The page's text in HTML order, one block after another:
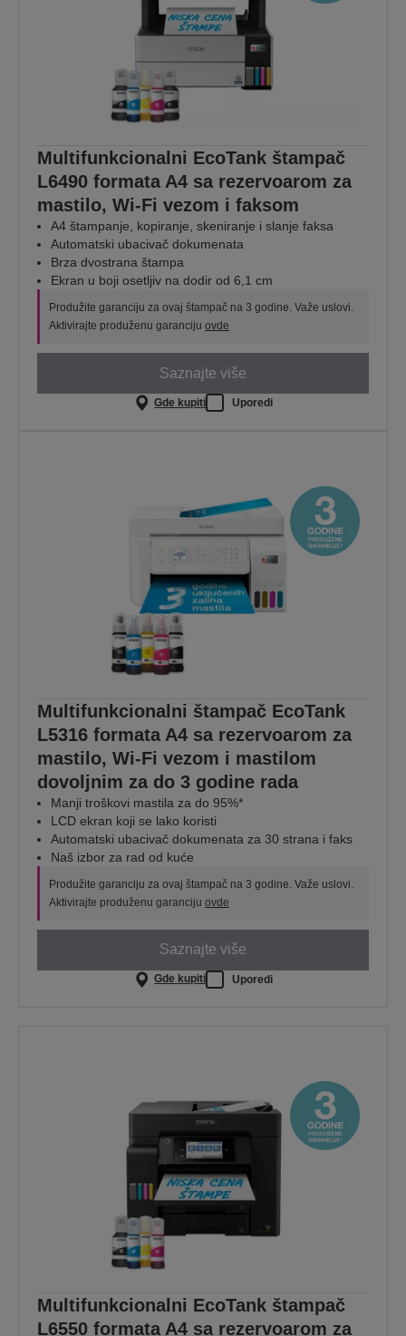
Multifunkcionalni EcoTank štampač
L6490 formata A4 sa rezervoarom za
mastilo, Wi-Fi vezom i faksom
A4 štampanje, kopiranje, skeniranje i slanje faksa
Automatski ubacivač dokumenata
Brza dvostrana štampa
Ekran u boji osetljiv na dodir od 6,1 cm
Produžite garanciju za ovaj štampač na 3 godine. Važe uslovi.
Aktivirajte produženu garanciju ovde
Saznajte više
Gde kupiti Uporedi
Multifunkcionalni štampač EcoTank
L5316 formata A4 sa rezervoarom za
mastilo, Wi-Fi vezom i mastilom
dovoljnim za do 3 godine rada
Manji troškovi mastila za do 95%*
LCD ekran koji se lako koristi
Automatski ubacivač dokumenata za 30 strana i faks
Naš izbor za rad od kuće
Produžite garanciju za ovaj štampač na 3 godine. Važe uslovi.
Aktivirajte produženu garanciju ovde
Saznajte više
Gde kupiti Uporedi
Multifunkcionalni EcoTank štampač
L6550 formata A4 sa rezervoarom za